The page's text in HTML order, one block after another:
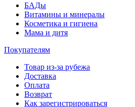
БАДы
Витамины и минералы
Косметика и гигиена
Мама и дитя
Покупателям
Товар из-за рубежа
Доставка
Оплата
Возврат
Как зарегистрироваться